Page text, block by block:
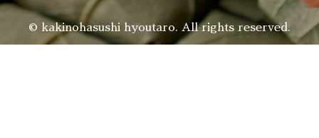
© kakinohasushi hyoutaro. All rights reserved.